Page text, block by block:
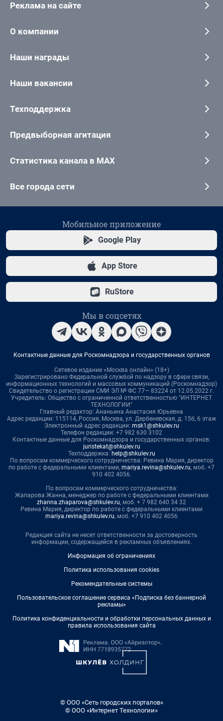
Реклама на сайте
О компании
Наши награды
Наши вакансии
Техподдержка
Предвыборная агитация
Статистика канала в MAX
Все города сети
Мобильное приложение
Google Play
App Store
RuStore
Мы в соцсетях
Контактные данные для Роскомнадзора и государственных органов
Сетевое издание «Москва онлайн» (18+)
Зарегистрировано Федеральной службой по надзору в сфере связи,
информационных технологий и массовых коммуникаций (Роскомнадзор)
Свидетельство о регистрации СМИ ЭЛ № ФС 77— 83224 от 12.05.2022 г.
Учредитель: Общество с ограниченной ответственностью "ИНТЕРНЕТ
ТЕХНОЛОГИИ"
Главный редактор: Ананьина Анастасия Юрьевна
Адрес редакции: 115114, Россия, Москва, ул. Дербеневская, д. 15б, 6 этаж
Электронный адрес редакции: msk1@shkulev.ru
Телефон редакции: +7 982 630 3102
Контактные данные для Роскомнадзора и государственных органов:
juristekat@shkulev.ru
Техподдержка: help@shkulev.ru
По вопросам коммерческого сотрудничества: Ревина Мария, директор
по работе с федеральными клиентами, mariya.revina@shkulev.ru, моб. +7
910 402 4056.
По вопросам коммерческого сотрудничества:
Жапарова Жанна, менеджер по работе с федеральными клиентами
zhanna.zhaparova@shkulev.ru, моб. + 7 982 640 34 32
Ревина Мария, директор по работе с федеральными клиентами
mariya.revina@shkulev.ru, моб. +7 910 402 4056
Редакция сайта не несет ответственности за достоверность
информации, содержащейся в рекламных объявлениях.
Информация об ограничениях
Политика использования cookies
Рекомендательные системы
Пользовательское соглашение сервиса «Подписка без баннерной
рекламы»
Политика конфиденциальности и обработки персональных данных и
правила использования сайта
© ООО «Сеть городских порталов»
© ООО «Интернет Технологии»